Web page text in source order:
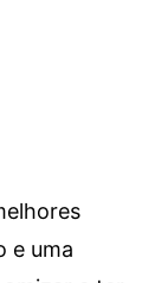
e uma